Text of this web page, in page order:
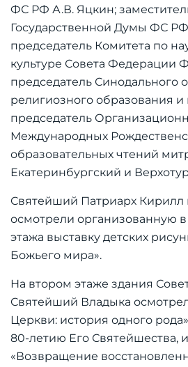
ФС РФ А.В. Яцкин;
Государственной Думы ФС
председатель Комитета по
культуре Совета Федерации
председатель Синодального
религиозного образования и
председатель
Международных
образовательных чтений
Екатеринбургский и
Святейший Патриарх Кирилл
осмотрели организованную
этажа выставку детских
Божьего мира».
На втором этаже здания
Святейший Владыка
Церкви: история одного
80-летию Его Святейшества,
«Возвращение